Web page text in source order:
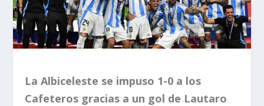
La Albiceleste se impuso 1-0 a los
Cafeteros gracias a un gol de Lautaro